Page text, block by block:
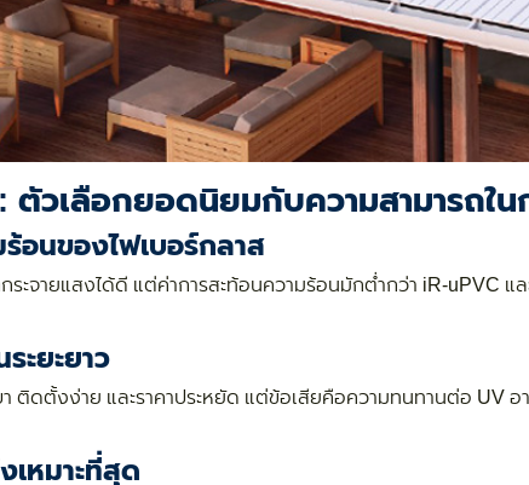
ตัวเลือกยอดนิยมกับความสามารถใน
อนของไฟเบอร์กลาส
ระจายแสงได้ดี แต่ค่าการสะท้อนความร้อนมักต่ำกว่า iR-uPVC
ะยะยาว
ดตั้งง่าย และราคาประหยัด แต่ข้อเสียคือความทนทานต่อ UV อา
เหมาะที่สุด